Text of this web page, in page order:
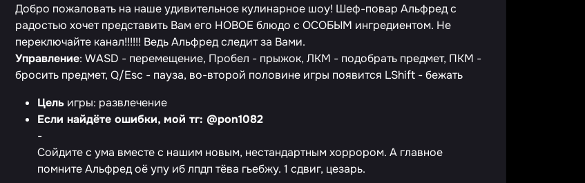
Добро пожаловать на наше удивительное кулинарное шоу! Шеф-повар Альфред с
радостью хочет представить Вам его НОВОЕ блюдо с ОСОБЫМ ингредиентом. Не
переключайте канал!!!!!! Ведь Альфред следит за Вами.
Управление: WASD - перемещение, Пробел - прыжок, ЛКМ - подобрать предмет, ПКМ -
бросить предмет, Q/Esc - пауза, во-второй половине игры появится LShift - бежать
Цель игры: развлечение
Если найдёте ошибки, мой тг: @pon1082
-
Сойдите с ума вместе с нашим новым, нестандартным хоррором. А главное
помните Альфред оё упу иб лпдп тёва гьебжу. 1 сдвиг, цезарь.